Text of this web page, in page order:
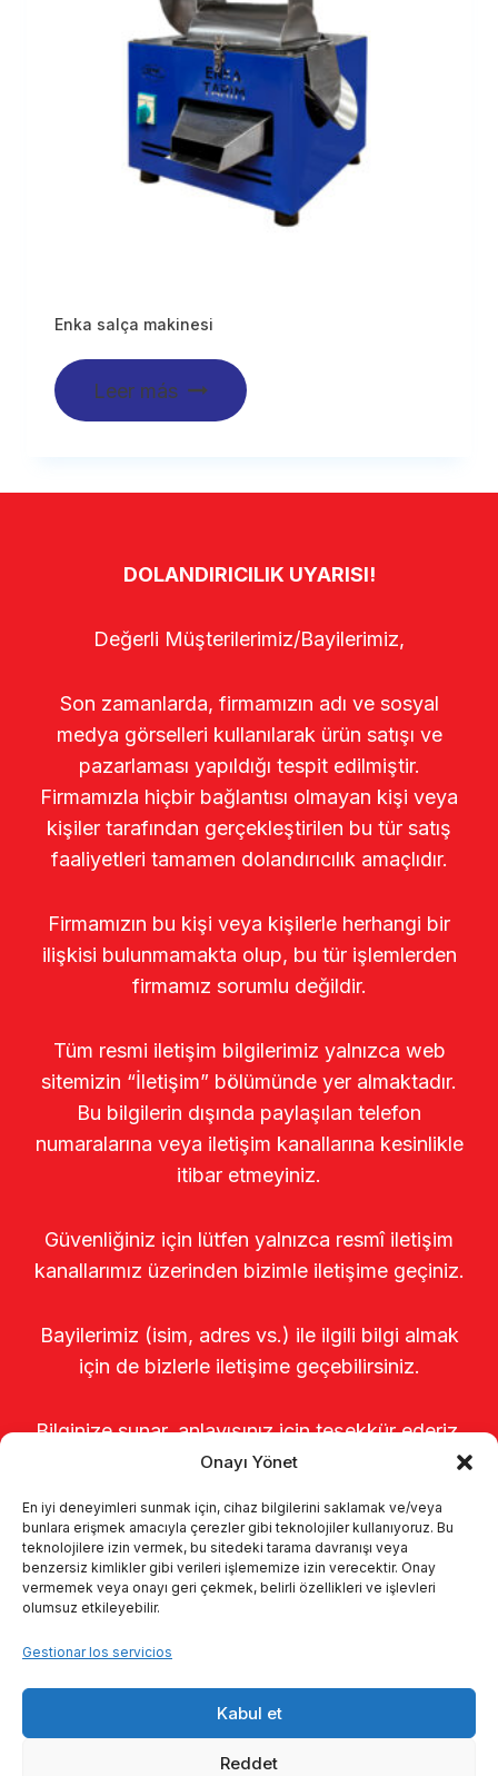
Onayı Yönet
En iyi deneyimleri sunmak için, cihaz bilgilerini saklamak ve/veya
bunlara erişmek amacıyla çerezler gibi teknolojiler kullanıyoruz. Bu
teknolojilere izin vermek, bu sitedeki tarama davranışı veya
benzersiz kimlikler gibi verileri işlememize izin verecektir. Onay
vermemek veya onayı geri çekmek, belirli özellikleri ve işlevleri
olumsuz etkileyebilir.
Gestionar los servicios
Kabul et
Reddet
Enka salça makinesi
Leer más
DOLANDIRICILIK UYARISI!
Değerli Müşterilerimiz/Bayilerimiz,
Son zamanlarda, firmamızın adı ve sosyal
medya görselleri kullanılarak ürün satışı ve
pazarlaması yapıldığı tespit edilmiştir.
Firmamızla hiçbir bağlantısı olmayan kişi veya
kişiler tarafından gerçekleştirilen bu tür satış
faaliyetleri tamamen dolandırıcılık amaçlıdır.
Firmamızın bu kişi veya kişilerle herhangi bir
ilişkisi bulunmamakta olup, bu tür işlemlerden
firmamız sorumlu değildir.
Tüm resmi iletişim bilgilerimiz yalnızca web
sitemizin “İletişim” bölümünde yer almaktadır.
Bu bilgilerin dışında paylaşılan telefon
numaralarına veya iletişim kanallarına kesinlikle
itibar etmeyiniz.
Güvenliğiniz için lütfen yalnızca resmî iletişim
kanallarımız üzerinden bizimle iletişime geçiniz.
Bayilerimiz (isim, adres vs.) ile ilgili bilgi almak
için de bizlerle iletişime geçebilirsiniz.
Bilginize sunar, anlayışınız için teşekkür ederiz.
Página de inicio
Sobre nosotros
Comunicación